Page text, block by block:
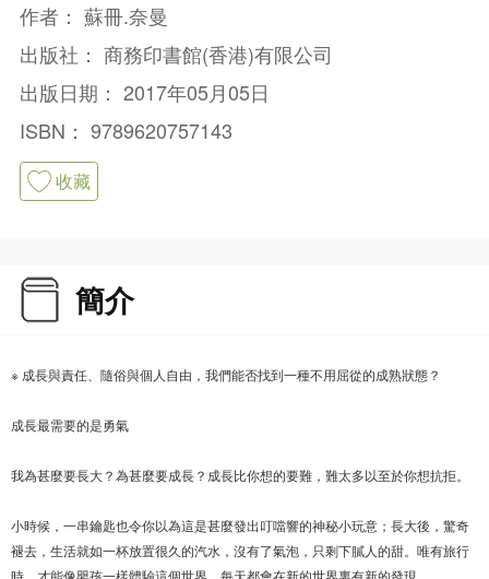
作者： 蘇冊.奈曼
出版社： 商務印書館(香港)有限公司
出版日期： 2017年05月05日
ISBN： 9789620757143
收藏
簡介
※ 成長與責任、隨俗與個人自由，我們能否找到一種不用屈從的成熟狀態？
成長最需要的是勇氣
我為甚麼要長大？為甚麼要成長？成長比你想的要難，難太多以至於你想抗拒。
小時候，一串鑰匙也令你以為這是甚麼發出叮噹響的神秘小玩意；長大後，驚奇
褪去，生活就如一杯放置很久的汽水，沒有了氣泡，只剩下膩人的甜。唯有旅行